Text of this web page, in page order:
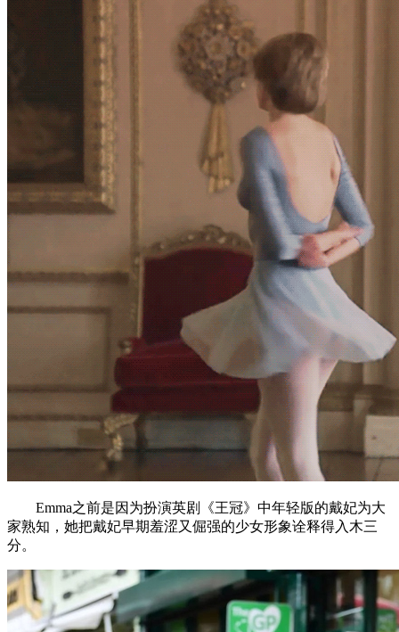
Emma之前是因为扮演英剧《王冠》中年轻版的戴妃为大
家熟知，她把戴妃早期羞涩又倔强的少女形象诠释得入木三
分。